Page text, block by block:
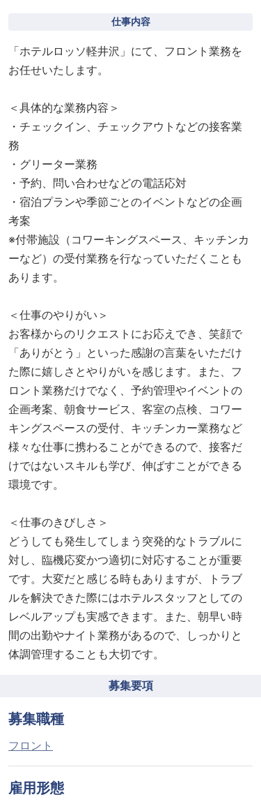
仕事内容
「ホテルロッソ軽井沢」にて、フロント業務を
お任せいたします。
＜具体的な業務内容＞
・チェックイン、チェックアウトなどの接客業
務
・グリーター業務
・予約、問い合わせなどの電話応対
・宿泊プランや季節ごとのイベントなどの企画
考案
※付帯施設（コワーキングスペース、キッチンカ
ーなど）の受付業務を行なっていただくことも
あります。
＜仕事のやりがい＞
お客様からのリクエストにお応えでき、笑顔で
「ありがとう」といった感謝の言葉をいただけ
た際に嬉しさとやりがいを感じます。また、フ
ロント業務だけでなく、予約管理やイベントの
企画考案、朝食サービス、客室の点検、コワー
キングスペースの受付、キッチンカー業務など
様々な仕事に携わることができるので、接客だ
けではないスキルも学び、伸ばすことができる
環境です。
＜仕事のきびしさ＞
どうしても発生してしまう突発的なトラブルに
対し、臨機応変かつ適切に対応することが重要
です。大変だと感じる時もありますが、トラブ
ルを解決できた際にはホテルスタッフとしての
レベルアップも実感できます。また、朝早い時
間の出勤やナイト業務があるので、しっかりと
体調管理することも大切です。
募集要項
募集職種
フロント
雇用形態